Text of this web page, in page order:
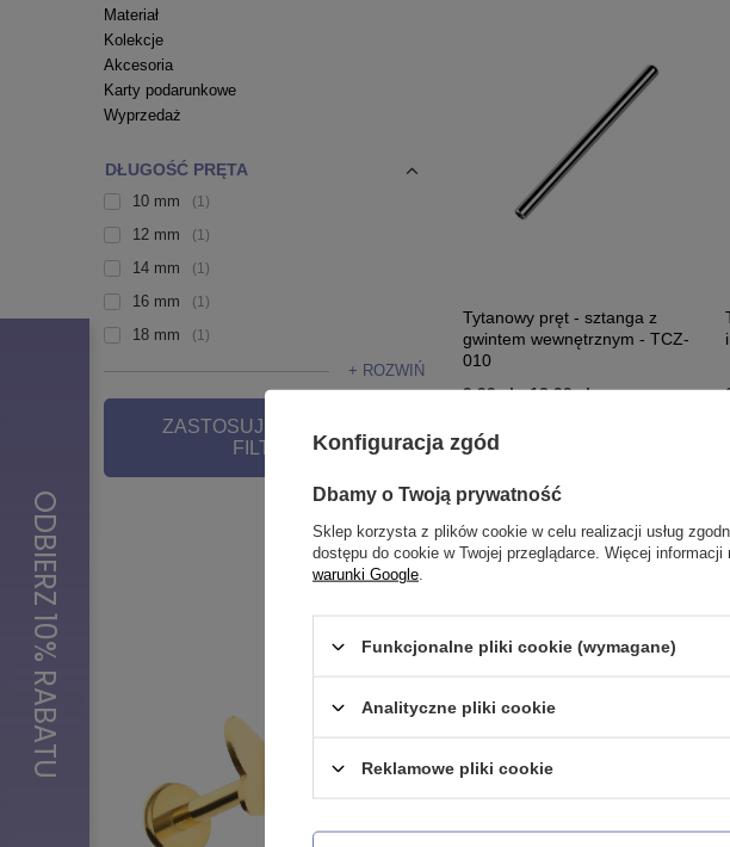
Materiał
Kolekcje
Akcesoria
Karty podarunkowe
Wyprzedaż
DŁUGOŚĆ PRĘTA
10 mm 1
12 mm 1
14 mm 1
16 mm 1
18 mm 1
+ ROZWIŃ
ZASTOSUJ WYBRANE
FILTRY
Tytanowy pręt - sztanga z
gwintem wewnętrznym - TCZ-
010
9,99 zł-13,99 zł
Konfiguracja zgód
Dbamy o Twoją prywatność
Sklep korzysta z plików cookie w celu realizacji usług
dostępu do cookie w Twojej przeglądarce. Więcej
warunki Google
Funkcjonalne pliki cookie (wymagane)
Analityczne pliki cookie
Reklamowe pliki cookie